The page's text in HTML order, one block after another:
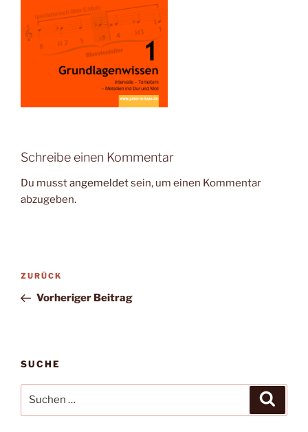
Schreibe einen Kommentar
Du musstangemeldetsein, um einen Kommentar
abzugeben.
Beitragsnavigation
Vorheriger
Beitrag
ZURÜCK
Vorheriger Beitrag
SUCHE
nach: